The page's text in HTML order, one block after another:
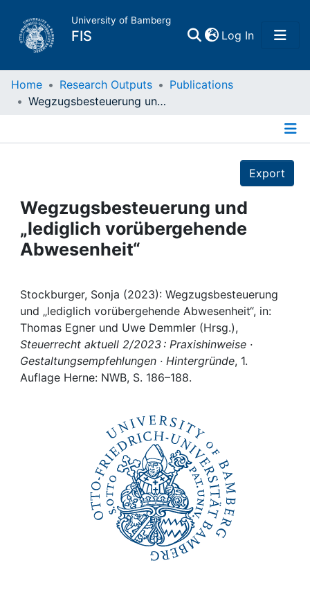
University of Bamberg
FIS Log In(current)
Home
Projects
People
Awards
My FIS
Help
Home Research Outputs
Publications
Wegzugsbesteuerung und „lediglich vorübergehende Abwesenheit“
Export
Wegzugsbesteuerung und
„lediglich vorübergehende
Abwesenheit“
Stockburger, Sonja (2023): Wegzugsbesteuerung
und „lediglich vorübergehende Abwesenheit“, in:
Thomas Egner und Uwe Demmler (Hrsg.),
Steuerrecht aktuell 2/2023 : Praxishinweise ·
Gestaltungsempfehlungen · Hintergründe, 1.
Auflage Herne: NWB, S. 186–188.